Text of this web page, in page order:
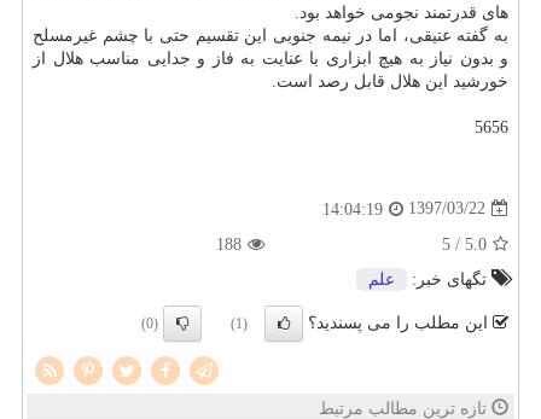
های قدرتمند نجومی خواهد بود.
به گفته عتیقی، اما در نیمه جنوبی این تقسیم حتی با چشم غیرمسلح
و بدون نیاز به هیچ ابزاری با عنایت به فاز و جدایی مناسب هلال از
خورشید این هلال قابل رصد است.
5656
1397/03/22
14:04:19
5.0
/ 5
188
تگهای خبر:
علم
این مطلب را می پسندید؟ (1)
(0)
تازه ترین مطالب مرتبط